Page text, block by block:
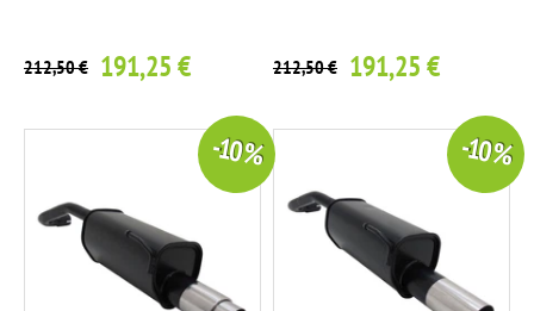
212,50 € 191,25 € 212,50 € 191,25 €
-10 % -10 %